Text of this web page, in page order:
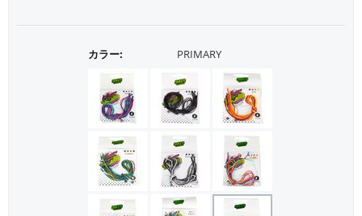
カラー: PRIMARY